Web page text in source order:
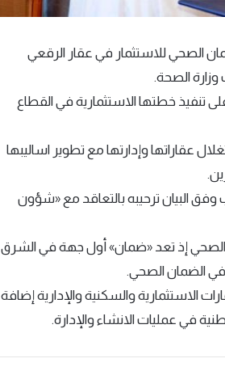
الصحي للاستثمار في عقار الرقعي
الصحة.
تنفيذ خطتها الاستثمارية في القطاع
عقاراتها وإدارتها مع تطوير اساليبها
البيان ترحيبه بالتعاقد مع «شؤون
الصحي إذ تعد «ضمان» أول جهة في الشرق
والسكنية والإدارية إضافة
في عمليات الانشاء والإدارة.